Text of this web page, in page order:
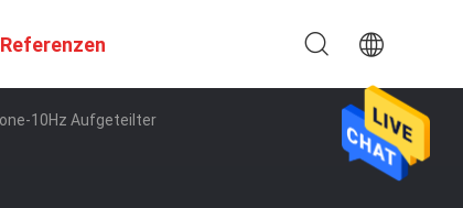
Referenzen
10Hz Aufgeteilter